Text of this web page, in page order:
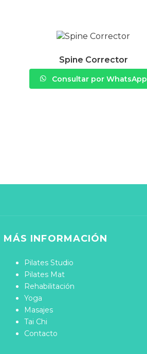
Spine Corrector
Consultar por WhatsApp
MÁS INFORMACIÓN
Pilates Studio
Pilates Mat
Rehabilitación
Yoga
Masajes
Tai Chi
Contacto